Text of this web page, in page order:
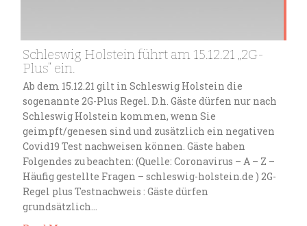
Schleswig Holstein führt am 15.12.21 „2G-
Plus“ ein.
Ab dem 15.12.21 gilt in Schleswig Holstein die
sogenannte 2G-Plus Regel. D.h. Gäste dürfen nur nach
Schleswig Holstein kommen, wenn Sie
geimpft/genesen sind und zusätzlich ein negativen
Covid19 Test nachweisen können. Gäste haben
Folgendes zu beachten: (Quelle: Coronavirus – A – Z –
Häufig gestellte Fragen – schleswig-holstein.de ) 2G-
Regel plus Testnachweis : Gäste dürfen
grundsätzlich…